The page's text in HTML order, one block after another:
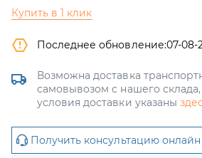
Купить в 1 клик
Последнее обновление:07-08-
Возможна доставка
самовывозом с нашего
условия доставки указаны
Получить консультацию онлайн